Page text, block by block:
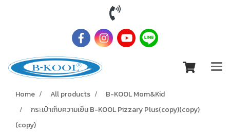
Home All products
B-KOOL Mom&Kid
กระเป๋าเก็บความเย็น B-KOOL Pizzary Plus(copy)(copy)
(copy)